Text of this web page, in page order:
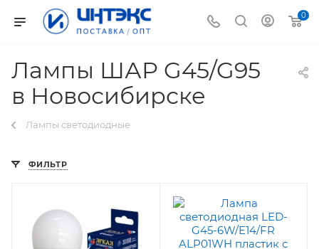
0
Лампы ШАР G45/G95
в Новосибирске
Лампы светодиодные
ФИЛЬТР